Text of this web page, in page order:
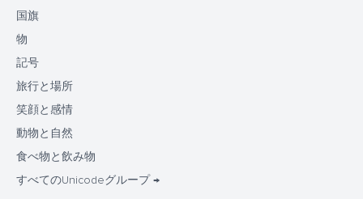
国旗
物
記号
旅行と場所
笑顔と感情
動物と自然
食べ物と飲み物
すべてのUnicodeグループ →